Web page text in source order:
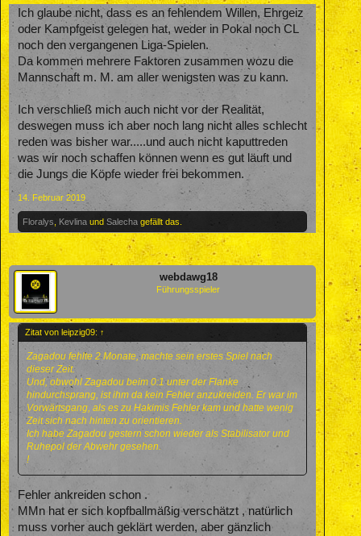
Ich glaube nicht, dass es an fehlendem Willen, Ehrgeiz
oder Kampfgeist gelegen hat, weder in Pokal noch CL
noch den vergangenen Liga-Spielen.
Da kommen mehrere Faktoren zusammen wozu die
Mannschaft m. M. am aller wenigsten was zu kann.
Ich verschließ mich auch nicht vor der Realität,
deswegen muss ich aber noch lang nicht alles schlecht
reden was bisher war.....und auch nicht kaputtreden
was wir noch schaffen können wenn es gut läuft und
die Jungs die Köpfe wieder frei bekommen.
14. Februar 2019
Floralys Kevlina und Salecha gefällt das.
webdawg18
Führungsspieler
Zitat von leipzig09: ↑
Zagadou fehlte 2 Monate, machte sein erstes Spiel nach
dieser Zeit.
Und, obwohl Zagadou beim 0:1 unter der Flanke
hindurchsprang, ist ihm da kein Fehler anzukreiden. Er war im
Vorwärtsgang, als es zu Hakimis Fehler kam und hatte wenig
Zeit sich nach hinten zu orientieren.
Ich habe Zagadou gestern schon wieder als Stabilisator und
Ruhepol der Abwehr gesehen.
!
Fehler ankreiden schon .
MMn hat er sich kopfballmäßig verschätzt , natürlich
muss vorher auch geklärt werden, aber gänzlich